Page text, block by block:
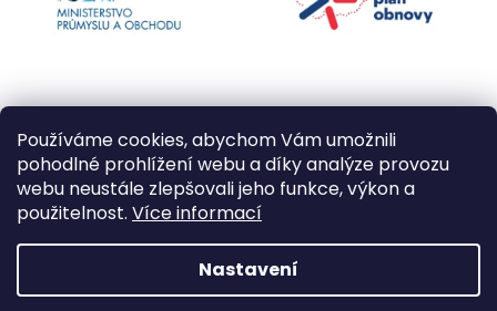
Používáme cookies, abychom Vám umožnili
pohodlné prohlížení webu a díky analýze provozu
webu neustále zlepšovali jeho funkce, výkon a
použitelnost. Více informací
Nastavení
Vytvořil Shoptet